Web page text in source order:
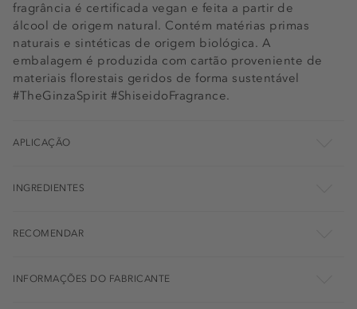
fragrância é certificada vegan e feita a partir de
álcool de origem natural. Contém matérias primas
naturais e sintéticas de origem biológica. A
embalagem é produzida com cartão proveniente de
materiais florestais geridos de forma sustentável
#TheGinzaSpirit #ShiseidoFragrance.
APLICAÇÃO
INGREDIENTES
RECOMENDAR
INFORMAÇÕES DO FABRICANTE